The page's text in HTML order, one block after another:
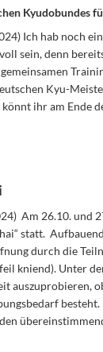
Kyudobundes
Ich hab noch
sein, denn
Kyu-
ihr am Ende
Am 26.10. und
statt.
durch die
kniend). Unter
auszuprobieren,